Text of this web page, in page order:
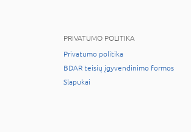
PRIVATUMO POLITIKA
Privatumo politika
BDAR teisių įgyvendinimo formos
Slapukai